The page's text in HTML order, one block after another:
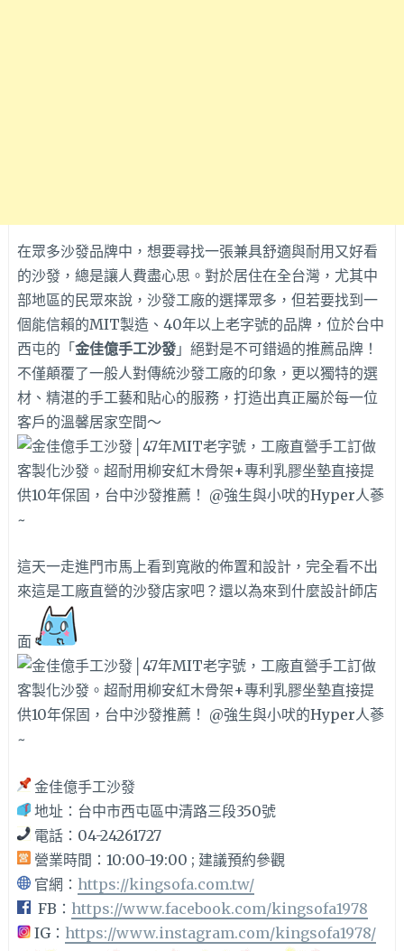
在眾多沙發品牌中，想要尋找一張兼具舒適與耐用又好看
的沙發，總是讓人費盡心思。對於居住在全台灣，尤其中
部地區的民眾來說，沙發工廠的選擇眾多，但若要找到一
個能信賴的MIT製造、40年以上老字號的品牌，位於台中
西屯的「金佳億手工沙發」絕對是不可錯過的推薦品牌！
不僅顛覆了一般人對傳統沙發工廠的印象，更以獨特的選
材、精湛的手工藝和貼心的服務，打造出真正屬於每一位
客戶的溫馨居家空間～
這天一走進門市馬上看到寬敞的佈置和設計，完全看不出
來這是工廠直營的沙發店家吧？還以為來到什麼設計師店
面
金佳億手工沙發
地址：台中市西屯區中清路三段350號
電話：04-24261727
營業時間：10:00-19:00 ; 建議預約參觀
官網： https://kingsofa.com.tw/
FB： https://www.facebook.com/kingsofa1978
IG： https://www.instagram.com/kingsofa1978/